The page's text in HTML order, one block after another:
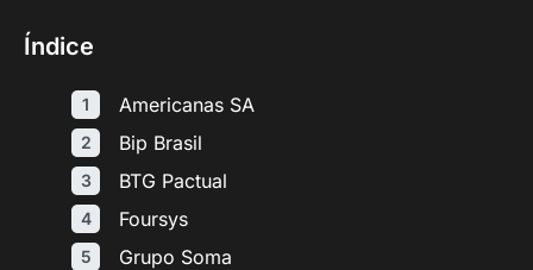
Índice
Americanas SA
Bip Brasil
BTG Pactual
Foursys
Grupo Soma